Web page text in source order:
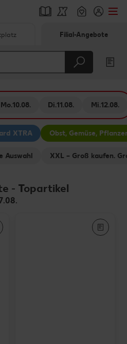
Filial-Angebote
Mo.10.08. Di.11.08. Mi.12.08.
XTRA Obst, Gemüse,
Auswahl XXL – Groß kaufen.
- Topartikel